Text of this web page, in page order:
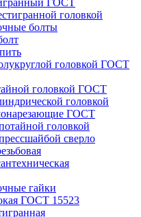
ГОСТ
головкой
болты
головкой ГОСТ
головкой ГОСТ
головкой
ГОСТ
головкой
сверло
гайки
ГОСТ 15523